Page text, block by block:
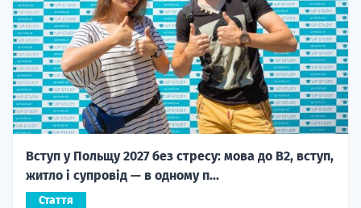
Вступ у Польщу 2027 без стресу: мова до B2, вступ,
житло і супровід — в одному п...
Стаття